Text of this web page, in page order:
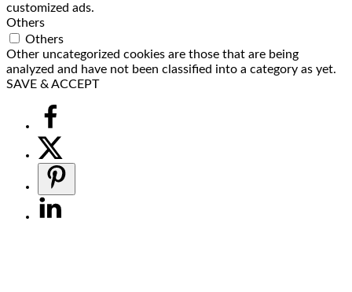
customized ads.
Others
Others
Other uncategorized cookies are those that are being
analyzed and have not been classified into a category as yet.
SAVE & ACCEPT